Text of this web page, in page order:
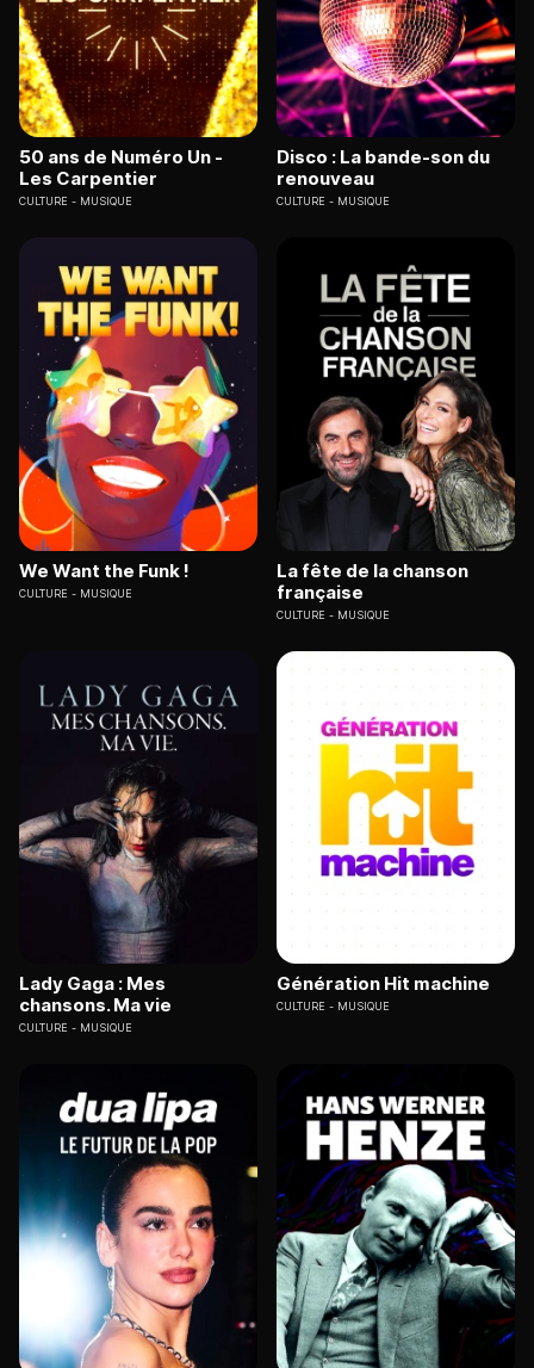
50 ans de Numéro Un -
Les Carpentier
CULTURE MUSIQUE
Disco : La bande-son du
renouveau
CULTURE MUSIQUE
We Want the Funk !
CULTURE MUSIQUE
La fête de la chanson
française
CULTURE MUSIQUE
Lady Gaga : Mes
chansons. Ma vie
CULTURE MUSIQUE
Génération Hit machine
CULTURE MUSIQUE